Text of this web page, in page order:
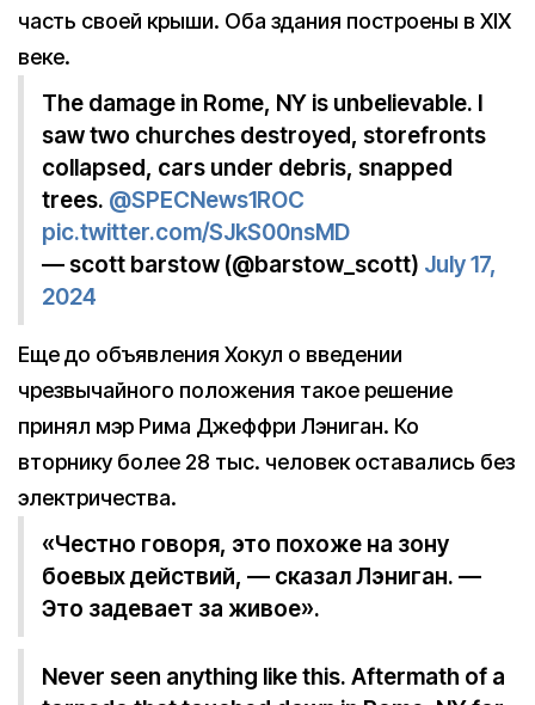
часть своей крыши. Оба здания построены в XIX
веке.
The damage in Rome, NY is unbelievable. I
saw two churches destroyed, storefronts
collapsed, cars under debris, snapped
trees. @SPECNews1ROC
pic.twitter.com/SJkS00nsMD
— scott barstow (@barstow_scott) July 17,
2024
Еще до объявления Хокул о введении
чрезвычайного положения такое решение
принял мэр Рима Джеффри Лэниган. Ко
вторнику более 28 тыс. человек оставались без
электричества.
«Честно говоря, это похоже на зону
боевых действий, — сказал Лэниган. —
Это задевает за живое».
Never seen anything like this. Aftermath of a